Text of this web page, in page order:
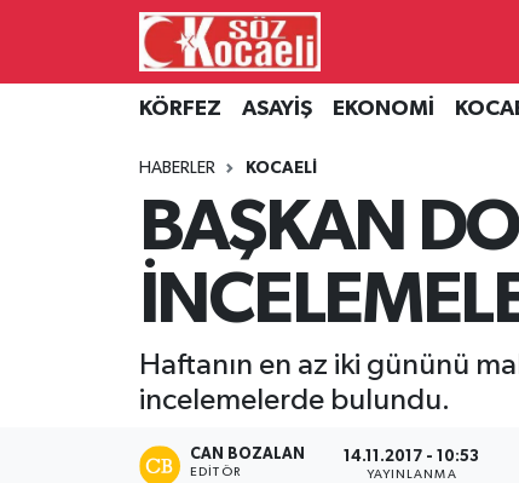
KÖRFEZ ASAYİŞ EKONOMİ
HABERLER KOCAELİ
BAŞKAN
Haftanın en az iki gününü
incelemelerde bulundu.
CAN BOZALAN
EDITÖR
14.11.2017 - 10:53
YAYINLANMA
Kocaeli Nöbetçi Eczaneler
Kocaeli Namaz Vakitleri
Kocaeli Trafik Yoğunluk Haritası
Tüm Manşetler
Son Dakika Haberleri